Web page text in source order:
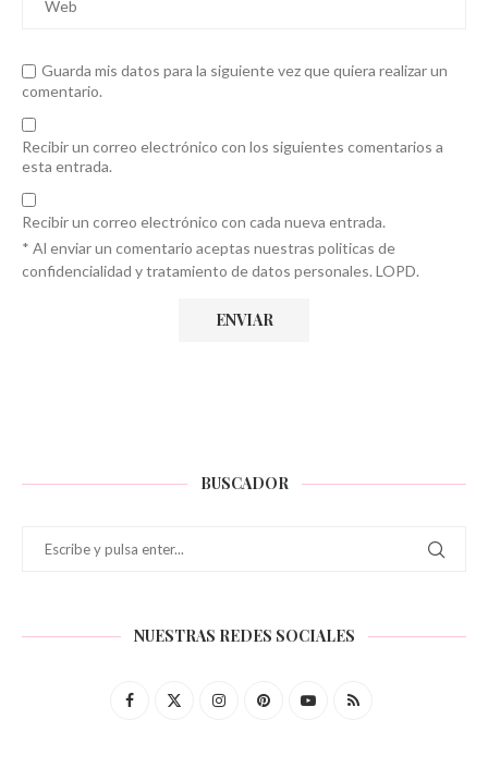
Guarda mis datos para la siguiente vez que quiera realizar un
comentario.
Recibir un correo electrónico con los siguientes comentarios a
esta entrada.
Recibir un correo electrónico con cada nueva entrada.
* Al enviar un comentario aceptas nuestras politicas de
confidencialidad y tratamiento de datos personales. LOPD.
BUSCADOR
NUESTRAS REDES SOCIALES